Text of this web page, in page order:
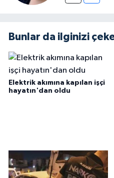
Bunlar da ilginizi
Elektrik akımına kapılan işçi
hayatın'dan oldu